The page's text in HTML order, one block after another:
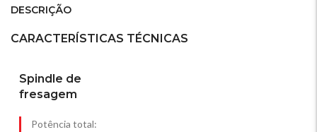
DESCRIÇÃO
CARACTERÍSTICAS TÉCNICAS
Spindle de
fresagem
Potência total: